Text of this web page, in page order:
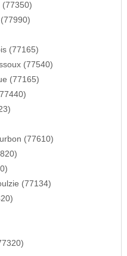
(77350)
(77165)
(77540)
(77165)
(77610)
(77134)